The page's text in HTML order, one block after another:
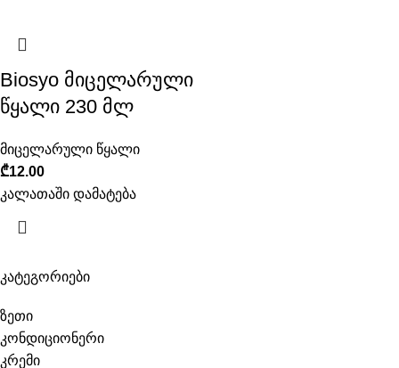
კატეგორიები
ზეთი
კონდიციონერი
კრემი
Biosyo მიცელარული
წყალი 230 მლ
მიცელარული წყალი
₾12.00
კალათაში დამატება